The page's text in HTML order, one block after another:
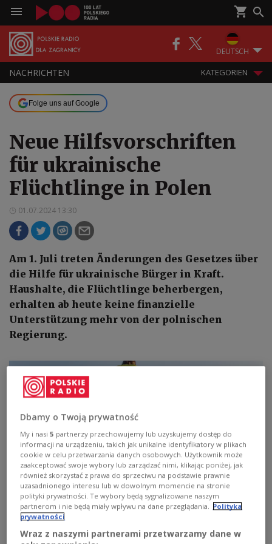
DEUTSCH
NACHRICHTEN KATEGORIEN
Folge uns auf Google
Neue Hilfsvorschriften
für ukrainische
Flüchtlinge in Polen
01.07.2024 13:30
Am 1. Juli treten Änderungen des Gesetzes über
die Hilfe für ukrainische Bürger in Kraft.
Haushalte, die Flüchtlinge beherbergen,
erhalten ab heute keine finanzielle
Unterstützung mehr von der polnischen
Regierung.
Ілюстрацыйны здымак. Фота: Damian Lugowski / Shutterstock.com
Bisher haben Polen, die Ukrainer aufnehmen, 40
Dbamy o Twoją prywatność
My i nasi5 partnerzy przechowujemy lub uzyskujemy dostęp do
informacji na urządzeniu, takich jak unikalne identyfikatory w plikach
cookie w celu przetwarzania danych osobowych. Użytkownik może
zaakceptować swoje wybory lub zarządzać nimi, klikając poniżej, jak
również skorzystać z prawa do sprzeciwu na podstawie prawnie
uzasadnionego interesu lub w dowolnym momencie na stronie
polityki prywatności. Te wybory będą sygnalizowane naszym
partnerom i nie będą miały wpływu na dane przeglądania. Polityka
prywatności
Wraz z naszymi partnerami przetwarzamy dane w